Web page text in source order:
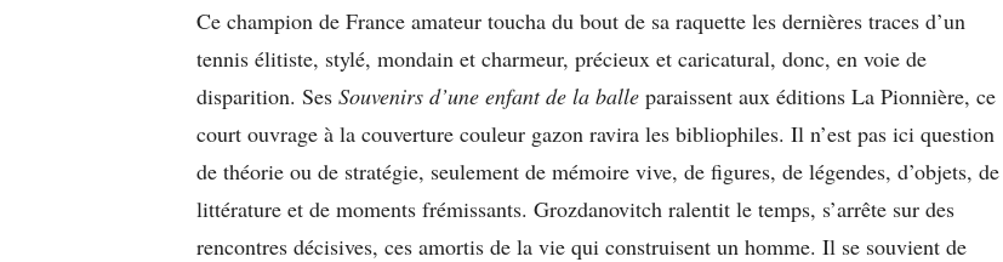
Ce champion de France amateur toucha du bout de sa raquette les dernières traces d’un
tennis élitiste, stylé, mondain et charmeur, précieux et caricatural, donc, en voie de
disparition. Ses Souvenirs d’une enfant de la balle paraissent aux éditions La Pionnière, ce
court ouvrage à la couverture couleur gazon ravira les bibliophiles. Il n’est pas ici question
de théorie ou de stratégie, seulement de mémoire vive, de figures, de légendes, d’objets, de
littérature et de moments frémissants. Grozdanovitch ralentit le temps, s’arrête sur des
rencontres décisives, ces amortis de la vie qui construisent un homme. Il se souvient de